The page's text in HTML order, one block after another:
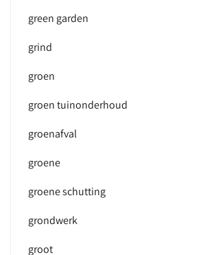
green garden
grind
groen
groen tuinonderhoud
groenafval
groene
groene schutting
grondwerk
groot